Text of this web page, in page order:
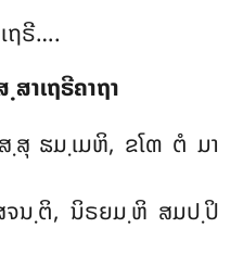
ຖຣີ….
ເຖຣີຄາຖາ
ຘມ຺ເມຫິ, ຂໂຓ ຕໍ ມາ
ຈນ຺ຕິ, ນິຣຍມ຺ຫິ ສມປ຺ປິ